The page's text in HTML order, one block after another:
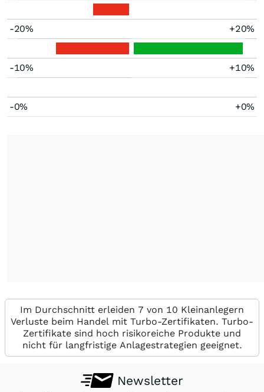
-20% +20%
-10% +10%
-0% +0%
Im Durchschnitt erleiden 7 von 10 Kleinanlegern
Verluste beim Handel mit Turbo-Zertifikaten. Turbo-
Zertifikate sind hoch risikoreiche Produkte und
nicht für langfristige Anlagestrategien geeignet.
Newsletter